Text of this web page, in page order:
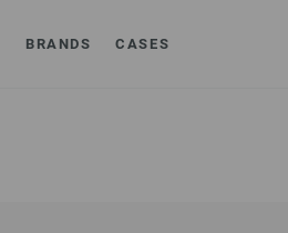
BRANDS CASES